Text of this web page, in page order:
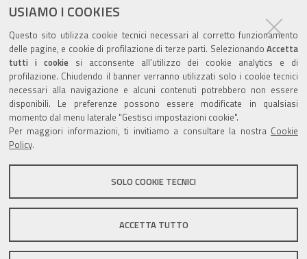
USIAMO I COOKIES
Questo sito utilizza cookie tecnici necessari al corretto funzionamento
delle pagine, e cookie di profilazione di terze parti. Selezionando Accetta
tutti i cookiesi acconsente all’utilizzo dei cookie analytics e di
profilazione. Chiudendo il banner verranno utilizzati solo i cookie tecnici
necessari alla navigazione e alcuni contenuti potrebbero non essere
disponibili. Le preferenze possono essere modificate in qualsiasi
momento dal menu laterale "Gestisci impostazioni cookie".
Per maggiori informazioni, ti invitiamo a consultare la nostra Cookie
Policy.
SOLO COOKIE TECNICI
ACCETTA TUTTO
documento
pubblicato il15/11/2018
ultima modifica03/08/2022
Valuta questo sito
Sito istituzionale Comune di Zola Predosa